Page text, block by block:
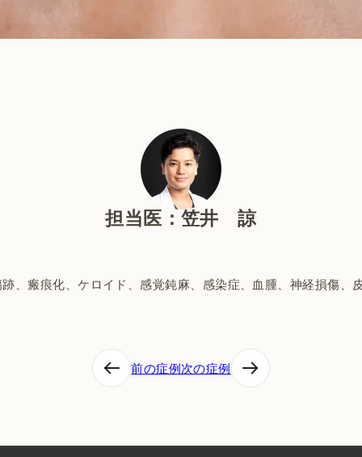
担当医：笠井 諒
、瘢痕化、ケロイド、感覚鈍麻、感染症、血腫、神経損傷、
前の症例次の症例